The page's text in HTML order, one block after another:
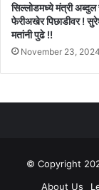
सिल्लोडमध्ये मंत्री अब्दुल
फेरीअखेर पिछाडीवर !
मतांनी पुढे !!
November 23, 2024
© Copyright
About Us